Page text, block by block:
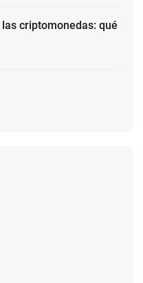
criptomonedas: qué